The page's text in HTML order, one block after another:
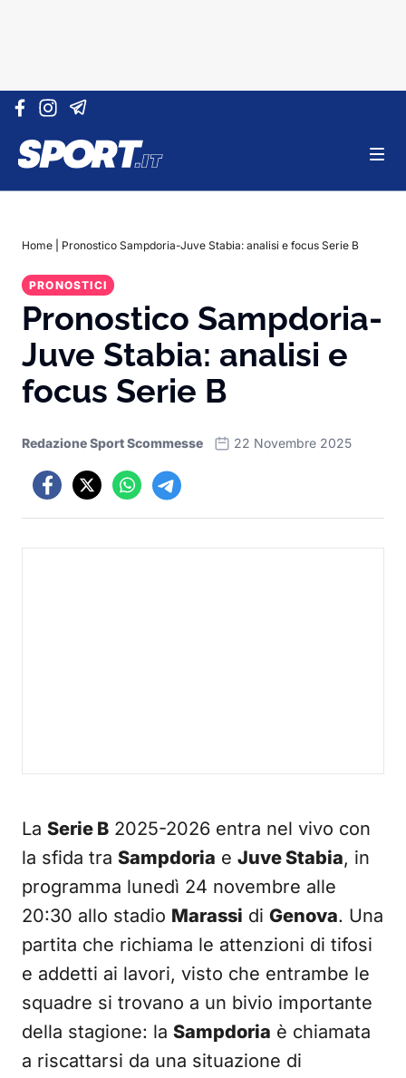
Vai al contenuto
Home Pronostico Sampdoria-Juve Stabia: analisi e focus Serie B
PRONOSTICI
Pronostico Sampdoria-
Juve Stabia: analisi e
focus Serie B
Redazione Sport Scommesse 22 Novembre 2025
La Serie B 2025-2026 entra nel vivo con
la sfida tra Sampdoria e Juve Stabia, in
programma lunedì 24 novembre alle
20:30 allo stadio Marassi di Genova. Una
partita che richiama le attenzioni di tifosi
e addetti ai lavori, visto che entrambe le
squadre si trovano a un bivio importante
della stagione: la Sampdoria è chiamata
a riscattarsi da una situazione di